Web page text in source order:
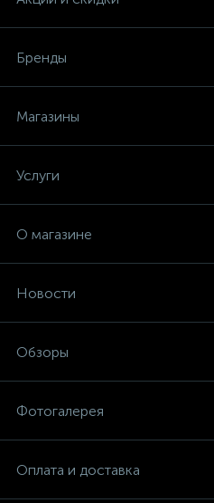
Бренды
Магазины
Услуги
О магазине
Новости
Обзоры
Фотогалерея
Оплата и доставка